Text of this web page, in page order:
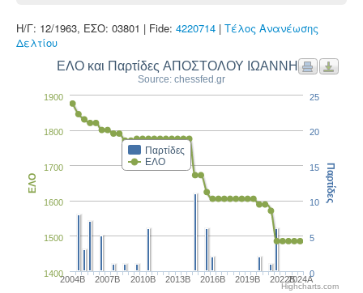
Η/Γ: 12/1963, ΕΣΟ: 03801 | Fide: 4220714 | Τέλος Ανανέωσης
Δελτίου
ΕΛΟ και Παρτίδες ΑΠΟΣΤΟΛΟΥ ΙΩΑΝΝΗΣ
Source: chessfed.gr
Παρτίδες
ΕΛΟ
2004B 2007B 2010B 2013B 2016B 2019B 2022B2024A
1400
1500
1600
1700
1800
1900
ΕΛΟ
0
5
10
15
20
25
Παρτίδες
Highcharts.com